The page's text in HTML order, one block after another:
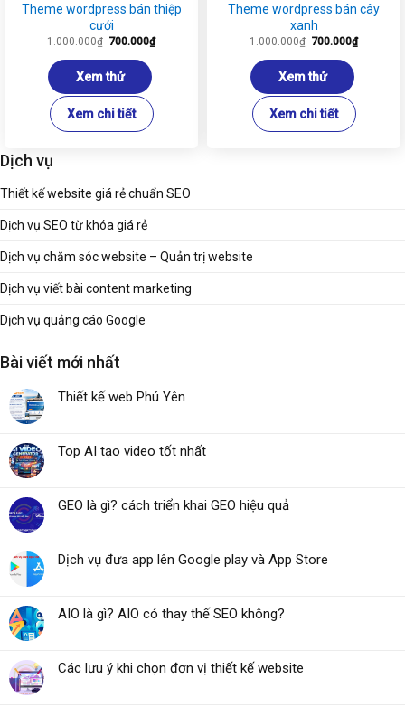
Theme wordpress bán thiệp
cưới
1.000.000₫ Giá
là:
1.000.000₫.
700.000₫Giá
hiện
Xem thử
Xem chi tiết
Theme wordpress bán cây
xanh
1.000.000₫ Giá
là:
1.000.000₫.
700.000₫Giá
hiện
Xem thử
Xem chi tiết
Dịch vụ
Thiết kế website giá rẻ chuẩn SEO
Dịch vụ SEO từ khóa giá rẻ
Dịch vụ chăm sóc website – Quản trị website
Dịch vụ viết bài content marketing
Dịch vụ quảng cáo Google
Bài viết mới nhất
Thiết kế web Phú Yên
Top AI tạo video tốt nhất
GEO là gì? cách triển khai GEO hiệu quả
Dịch vụ đưa app lên Google play và App Store
AIO là gì? AIO có thay thế SEO không?
Các lưu ý khi chọn đơn vị thiết kế website